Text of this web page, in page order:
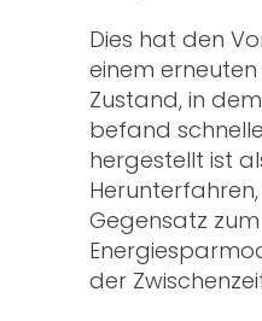
Dies hat den
einem
Zustand, in
befand
hergestellt ist
Gegensatz zum
der